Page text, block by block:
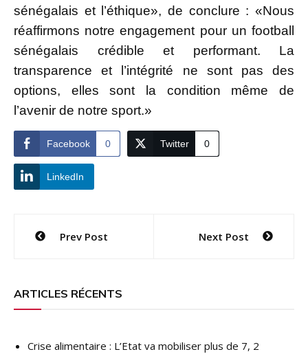
sénégalais et l’éthique», de conclure : «Nous
réaffirmons notre engagement pour un football
sénégalais crédible et performant. La
transparence et l’intégrité ne sont pas des
options, elles sont la condition même de
l’avenir de notre sport.»
Facebook 0 Twitter 0
LinkedIn
Navigation
l’article
Prev Post Next Post
ARTICLES RÉCENTS
Crise alimentaire : L’Etat va mobiliser plus de 7, 2